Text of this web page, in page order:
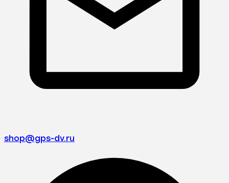
shop@gps-dv.ru